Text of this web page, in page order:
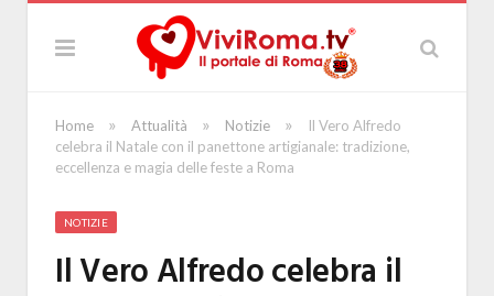
Home » Attualità » Notizie »
Il Vero Alfredo
celebra il Natale con il panettone artigianale: tradizione,
eccellenza e magia delle feste a Roma
NOTIZIE
Il Vero Alfredo celebra il